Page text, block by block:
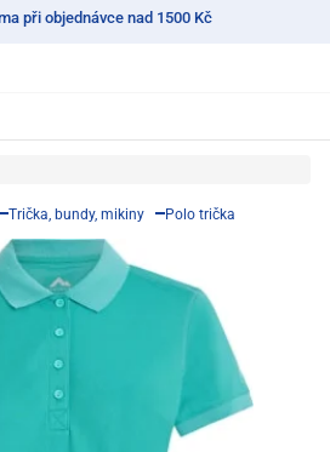
při objednávce nad 1500 Kč
Trička, bundy, mikiny Polo trička